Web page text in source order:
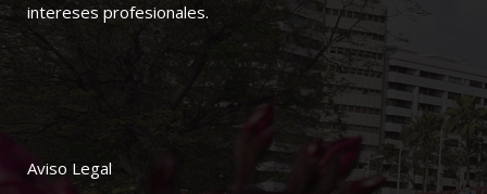
intereses profesionales.
Aviso Legal